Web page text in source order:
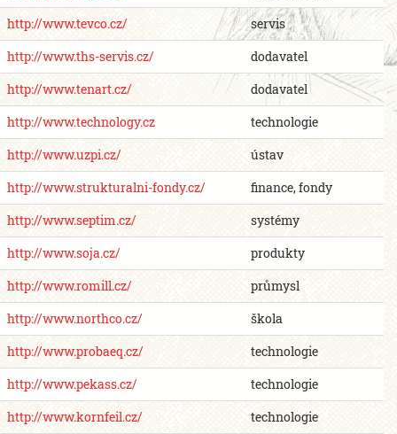
http://www.tevco.cz/
servis
http://www.ths-servis.cz/
dodavatel
http://www.tenart.cz/
dodavatel
http://www.technology.cz
technologie
http://www.uzpi.cz/
ústav
http://www.strukturalni-fondy.cz/
finance, fondy
http://www.septim.cz/
systémy
http://www.soja.cz/
produkty
http://www.romill.cz/
průmysl
http://www.northco.cz/
škola
http://www.probaeq.cz/
technologie
http://www.pekass.cz/
technologie
http://www.kornfeil.cz/
technologie